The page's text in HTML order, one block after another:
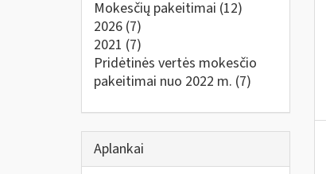
Mokesčių pakeitimai (12)
2026 (7)
2021 (7)
Pridėtinės vertės mokesčio
pakeitimai nuo 2022 m. (7)
Aplankai